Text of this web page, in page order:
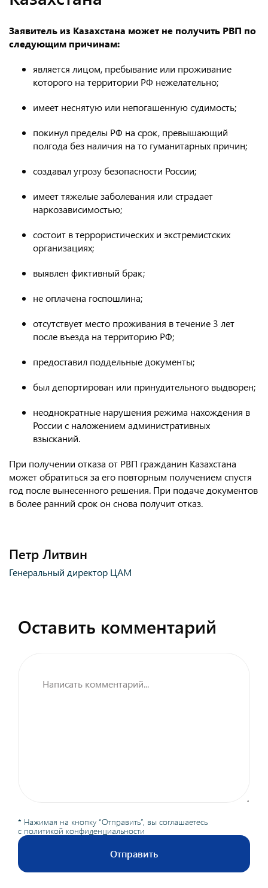
Заявитель из Казахстана может не получить РВП по
следующим причинам:
является лицом, пребывание или проживание
которого на территории РФ нежелательно;
имеет неснятую или непогашенную судимость;
покинул пределы РФ на срок, превышающий
полгода без наличия на то гуманитарных причин;
создавал угрозу безопасности России;
имеет тяжелые заболевания или страдает
наркозависимостью;
состоит в террористических и экстремистских
организациях;
выявлен фиктивный брак;
не оплачена госпошлина;
отсутствует место проживания в течение 3 лет
после въезда на территорию РФ;
предоставил поддельные документы;
был депортирован или принудительного выдворен;
неоднократные нарушения режима нахождения в
России с наложением административных
взысканий.
При получении отказа от РВП гражданин Казахстана
может обратиться за его повторным получением спустя
год после вынесенного решения. При подаче документов
в более ранний срок он снова получит отказ.
Петр Литвин
Генеральный директор ЦАМ
Оставить комментарий
Отправить
* Нажимая на кнопку “Отправить”, вы соглашаетесь
с политикой конфиденциальности